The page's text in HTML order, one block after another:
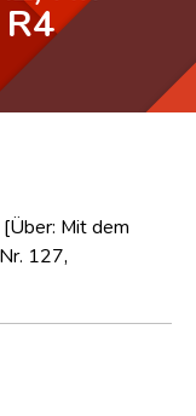
Mit dem
127,